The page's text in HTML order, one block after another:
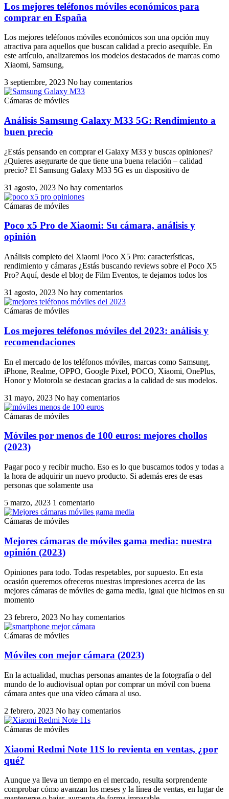
Los mejores teléfonos móviles económicos para
comprar en España
Los mejores teléfonos móviles económicos son una opción muy
atractiva para aquellos que buscan calidad a precio asequible. En
este artículo, analizaremos los modelos destacados de marcas como
Xiaomi, Samsung,
3 septiembre, 2023 No hay comentarios
Cámaras de móviles
Análisis Samsung Galaxy M33 5G: Rendimiento a
buen precio
¿Estás pensando en comprar el Galaxy M33 y buscas opiniones?
¿Quieres asegurarte de que tiene una buena relación – calidad
precio? El Samsung Galaxy M33 5G es un dispositivo de
31 agosto, 2023 No hay comentarios
Cámaras de móviles
Poco x5 Pro de Xiaomi: Su cámara, análisis y
opinión
Análisis completo del Xiaomi Poco X5 Pro: características,
rendimiento y cámaras ¿Estás buscando reviews sobre el Poco X5
Pro? Aquí, desde el blog de Film Eventos, te dejamos todos los
31 agosto, 2023 No hay comentarios
Cámaras de móviles
Los mejores teléfonos móviles del 2023: análisis y
recomendaciones
En el mercado de los teléfonos móviles, marcas como Samsung,
iPhone, Realme, OPPO, Google Pixel, POCO, Xiaomi, OnePlus,
Honor y Motorola se destacan gracias a la calidad de sus modelos.
31 mayo, 2023 No hay comentarios
Cámaras de móviles
Móviles por menos de 100 euros: mejores chollos
(2023)
Pagar poco y recibir mucho. Eso es lo que buscamos todos y todas a
la hora de adquirir un nuevo producto. Si además eres de esas
personas que solamente usa
5 marzo, 2023 1 comentario
Cámaras de móviles
Mejores cámaras de móviles gama media: nuestra
opinión (2023)
Opiniones para todo. Todas respetables, por supuesto. En esta
ocasión queremos ofreceros nuestras impresiones acerca de las
mejores cámaras de móviles de gama media, igual que hicimos en su
momento
23 febrero, 2023 No hay comentarios
Cámaras de móviles
Móviles con mejor cámara (2023)
En la actualidad, muchas personas amantes de la fotografía o del
mundo de lo audiovisual optan por comprar un móvil con buena
cámara antes que una vídeo cámara al uso.
2 febrero, 2023 No hay comentarios
Cámaras de móviles
Xiaomi Redmi Note 11S lo revienta en ventas, ¿por
qué?
Aunque ya lleva un tiempo en el mercado, resulta sorprendente
comprobar cómo avanzan los meses y la línea de ventas, en lugar de